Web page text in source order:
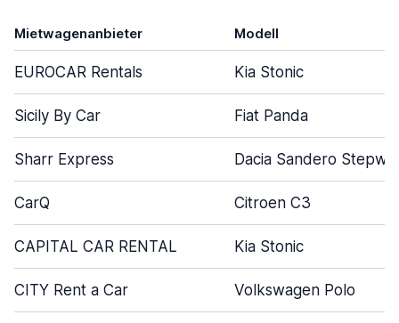
Mietwagenanbieter Modell
EUROCAR Rentals Kia Stonic
Sicily By Car Fiat Panda
Sharr Express Dacia Sandero
CarQ Citroen C3
CAPITAL CAR RENTAL Kia Stonic
CITY Rent a Car Volkswagen Polo